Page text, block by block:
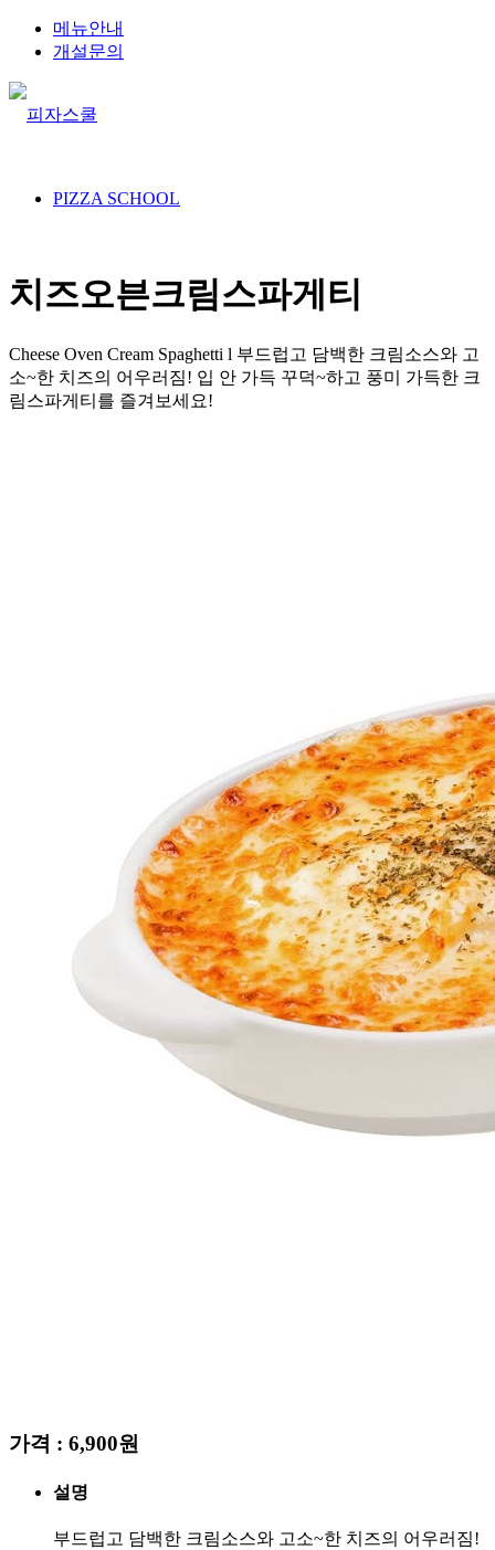
메뉴안내
개설문의
PIZZA SCHOOL
FRANCHISE
치즈오븐크림스파게티
Cheese Oven Cream Spaghetti l 부드럽고 담백한 크림소스와 고
소~한 치즈의 어우러짐! 입 안 가득 꾸덕~하고 풍미 가득한 크
림스파게티를 즐겨보세요!
가격 : 6,900원
설명
부드럽고 담백한 크림소스와 고소~한 치즈의 어우러짐!